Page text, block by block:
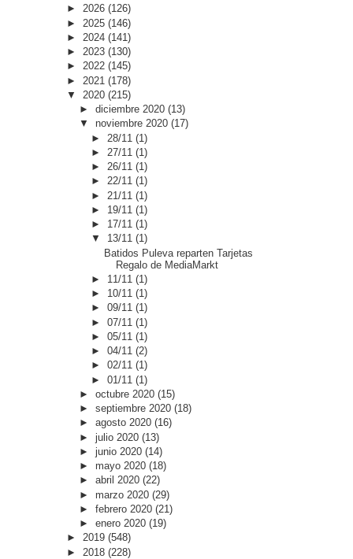
► 2026 (126)
► 2025 (146)
► 2024 (141)
► 2023 (130)
► 2022 (145)
► 2021 (178)
▼ 2020 (215)
► diciembre 2020 (13)
▼ noviembre 2020 (17)
► 28/11(1)
► 27/11(1)
►26/11(1)
►22/11(1)
► 21/11(1)
► 19/11(1)
► 17/11(1)
▼ 13/11(1)
Batidos Puleva reparten Tarjetas
Regalo de MediaMarkt
► 11/11(1)
► 10/11(1)
►09/11(1)
►07/11(1)
►05/11(1)
►04/11(2)
►02/11(1)
►01/11(1)
► octubre 2020 (15)
► septiembre 2020 (18)
► agosto 2020 (16)
► julio 2020 (13)
► junio 2020 (14)
► mayo 2020 (18)
► abril 2020 (22)
► marzo 2020 (29)
► febrero 2020 (21)
► enero 2020 (19)
► 2019 (548)
► 2018 (228)